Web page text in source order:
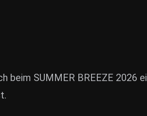
beim SUMMER BREEZE 2026